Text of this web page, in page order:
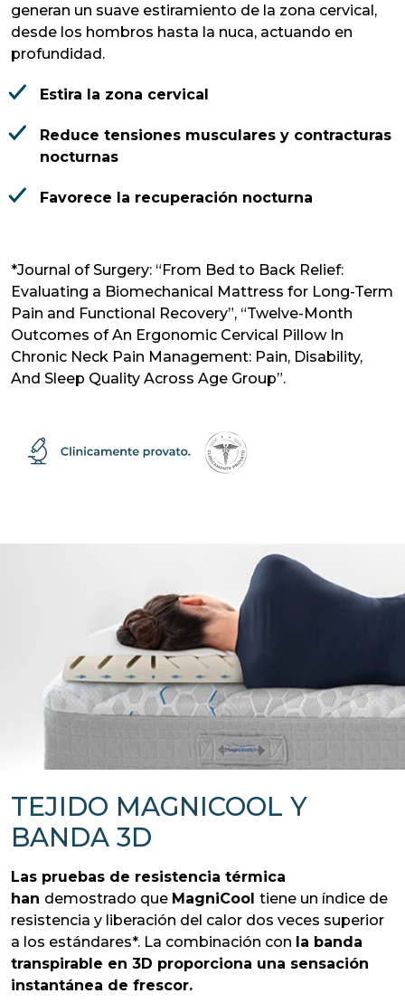
generan un suave estiramiento de la zona cervical,
desde los hombros hasta la nuca, actuando en
profundidad.
Estira la zona cervical
Reduce tensiones musculares y contracturas
nocturnas
Favorece la recuperación nocturna
*Journal of Surgery: “From Bed to Back Relief:
Evaluating a Biomechanical Mattress for Long-Term
Pain and Functional Recovery”, “Twelve-Month
Outcomes of An Ergonomic Cervical Pillow In
Chronic Neck Pain Management: Pain, Disability,
And Sleep Quality Across Age Group”.
TEJIDO MAGNICOOL Y
BANDA 3D
Las pruebas de resistencia térmica
han demostrado que MagniCool tiene un índice de
resistencia y liberación del calor dos veces superior
a los estándares*. La combinación con la banda
transpirable en 3D proporciona una sensación
instantánea de frescor.